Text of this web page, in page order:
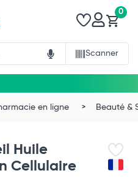
Scanner
0
en ligne Beauté &
Huile
Cellulaire